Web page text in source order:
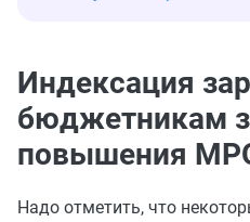
Индексация
бюджетникам
повышения
Надо отметить, что